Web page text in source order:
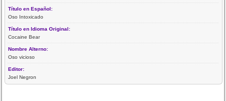
Título en Español:
Oso Intoxicado
Título en Idioma Original:
Cocaine Bear
Nombre Alterno:
Oso vicioso
Editor:
Joel Negron